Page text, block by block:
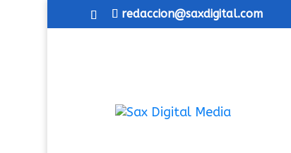
redaccion@saxdigital.com